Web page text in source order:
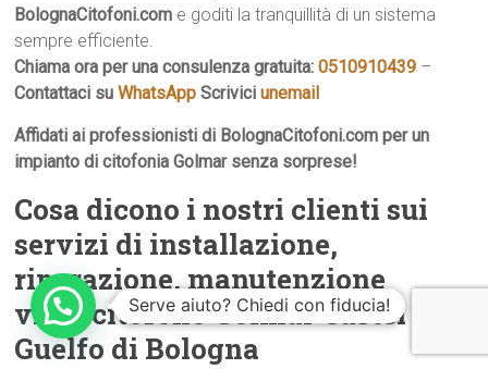
BolognaCitofoni.com e goditi la tranquillità di un sistema
sempre efficiente.
Chiama ora per una consulenza gratuita:0510910439 –
Contattaci suWhatsApp Scriviciunemail
Affidati ai professionisti di BolognaCitofoni.com per un
impianto di citofonia Golmar senza sorprese!
Cosa dicono i nostri clienti sui
servizi di installazione,
riparazione, manutenzione
videocitofono Golmar Castel
Guelfo di Bologna
Serve aiuto? Chiedi con fiducia!